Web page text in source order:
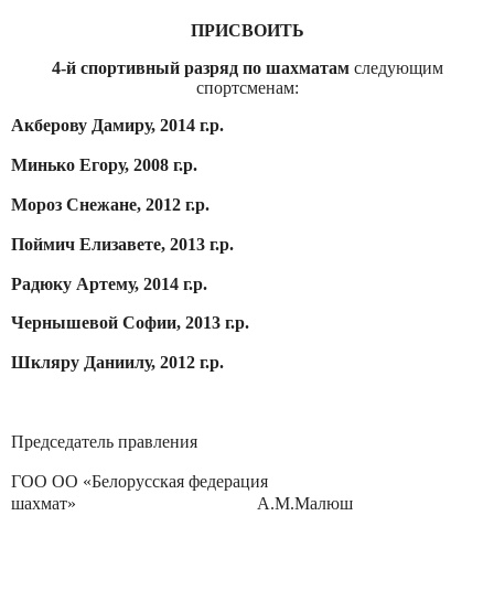
ПРИСВОИТЬ
4-й спортивный разряд по шахматамследующим
спортсменам:
Акберову Дамиру, 2014 г.р.
Минько Егору, 2008 г.р.
Мороз Снежане, 2012 г.р.
Поймич Елизавете, 2013 г.р.
Радюку Артему, 2014 г.р.
Чернышевой Софии, 2013 г.р.
Шкляру Даниилу, 2012 г.р.
Председатель правления
ГОО ОО «Белорусская федерация
шахмат»
А.М.Малюш